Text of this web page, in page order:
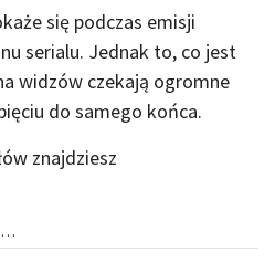
się podczas emisji
serialu. Jednak to, co jest
widzów czekają ogromne
do samego końca.
znajdziesz